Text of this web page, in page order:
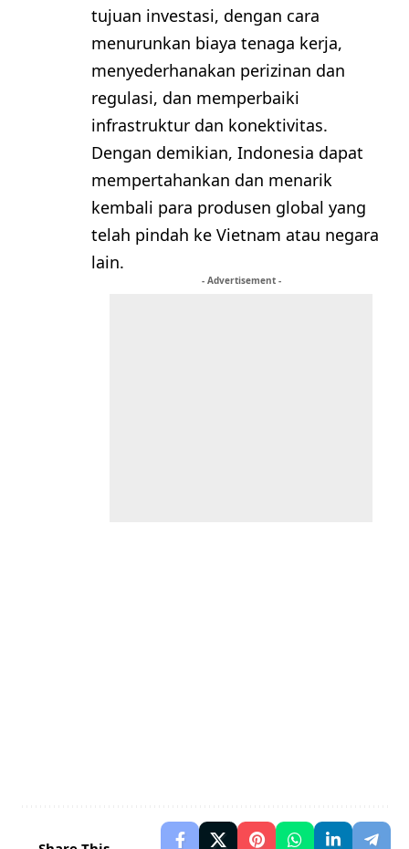
tujuan investasi, dengan cara
menurunkan biaya tenaga kerja,
menyederhanakan perizinan dan
regulasi, dan memperbaiki
infrastruktur dan konektivitas.
Dengan demikian, Indonesia dapat
mempertahankan dan menarik
kembali para produsen global yang
telah pindah ke Vietnam atau negara
lain.
- Advertisement -